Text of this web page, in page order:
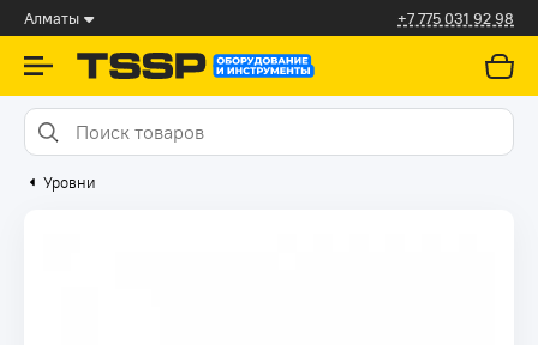
Алматы +7 775 031 92 98
Уровни